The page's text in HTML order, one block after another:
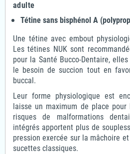
adulte
Tétine sans bisphénol A
Une tétine avec embout
Les tétines NUK sont
pour la Santé Bucco-Dentaire,
le besoin de succion tout en
buccal.
Leur forme physiologique est
laisse un maximum de place
risques de malformations
intégrés apportent plus de
pression exercée sur la mâchoire
sucettes classiques.